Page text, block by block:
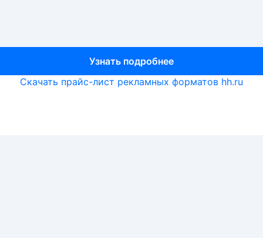
Узнать подробнее
Узнать подробнее
Скачать прайс-лист рекламных форматов hh.ru